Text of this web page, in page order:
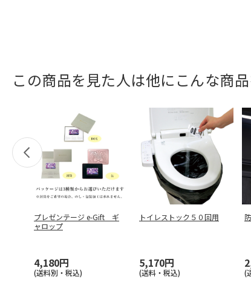
この商品を見た人は他にこんな商品
プレゼンテージ e-Gift ギ
ャロップ
4,180円
(送料別・税込)
トイレストック５０回用
5,170円
(送料・税込) (